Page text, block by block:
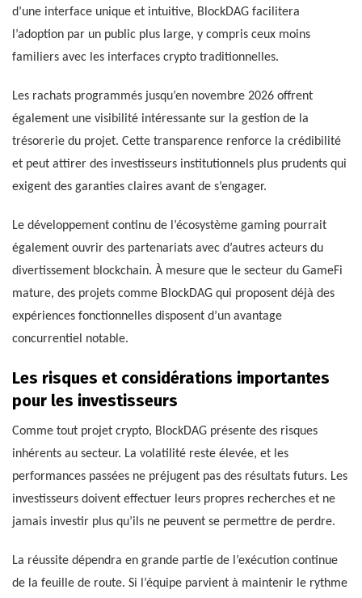
d’une interface unique et intuitive, BlockDAG facilitera
l’adoption par un public plus large, y compris ceux moins
familiers avec les interfaces crypto traditionnelles.
Les rachats programmés jusqu’en novembre 2026 offrent
également une visibilité intéressante sur la gestion de la
trésorerie du projet. Cette transparence renforce la crédibilité
et peut attirer des investisseurs institutionnels plus prudents qui
exigent des garanties claires avant de s’engager.
Le développement continu de l’écosystème gaming pourrait
également ouvrir des partenariats avec d’autres acteurs du
divertissement blockchain. À mesure que le secteur du GameFi
mature, des projets comme BlockDAG qui proposent déjà des
expériences fonctionnelles disposent d’un avantage
concurrentiel notable.
Les risques et considérations importantes
pour les investisseurs
Comme tout projet crypto, BlockDAG présente des risques
inhérents au secteur. La volatilité reste élevée, et les
performances passées ne préjugent pas des résultats futurs. Les
investisseurs doivent effectuer leurs propres recherches et ne
jamais investir plus qu’ils ne peuvent se permettre de perdre.
La réussite dépendra en grande partie de l’exécution continue
de la feuille de route. Si l’équipe parvient à maintenir le rythme